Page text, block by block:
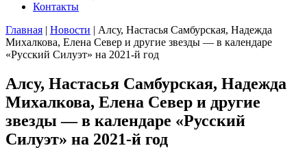
Контакты
Главная | Новости | Алсу, Настасья Самбурская, Надежда
Михалкова, Елена Север и другие звезды — в календаре
«Русский Силуэт» на 2021-й год
Алсу, Настасья Самбурская, Надежда
Михалкова, Елена Север и другие
звезды — в календаре «Русский
Силуэт» на 2021-й год